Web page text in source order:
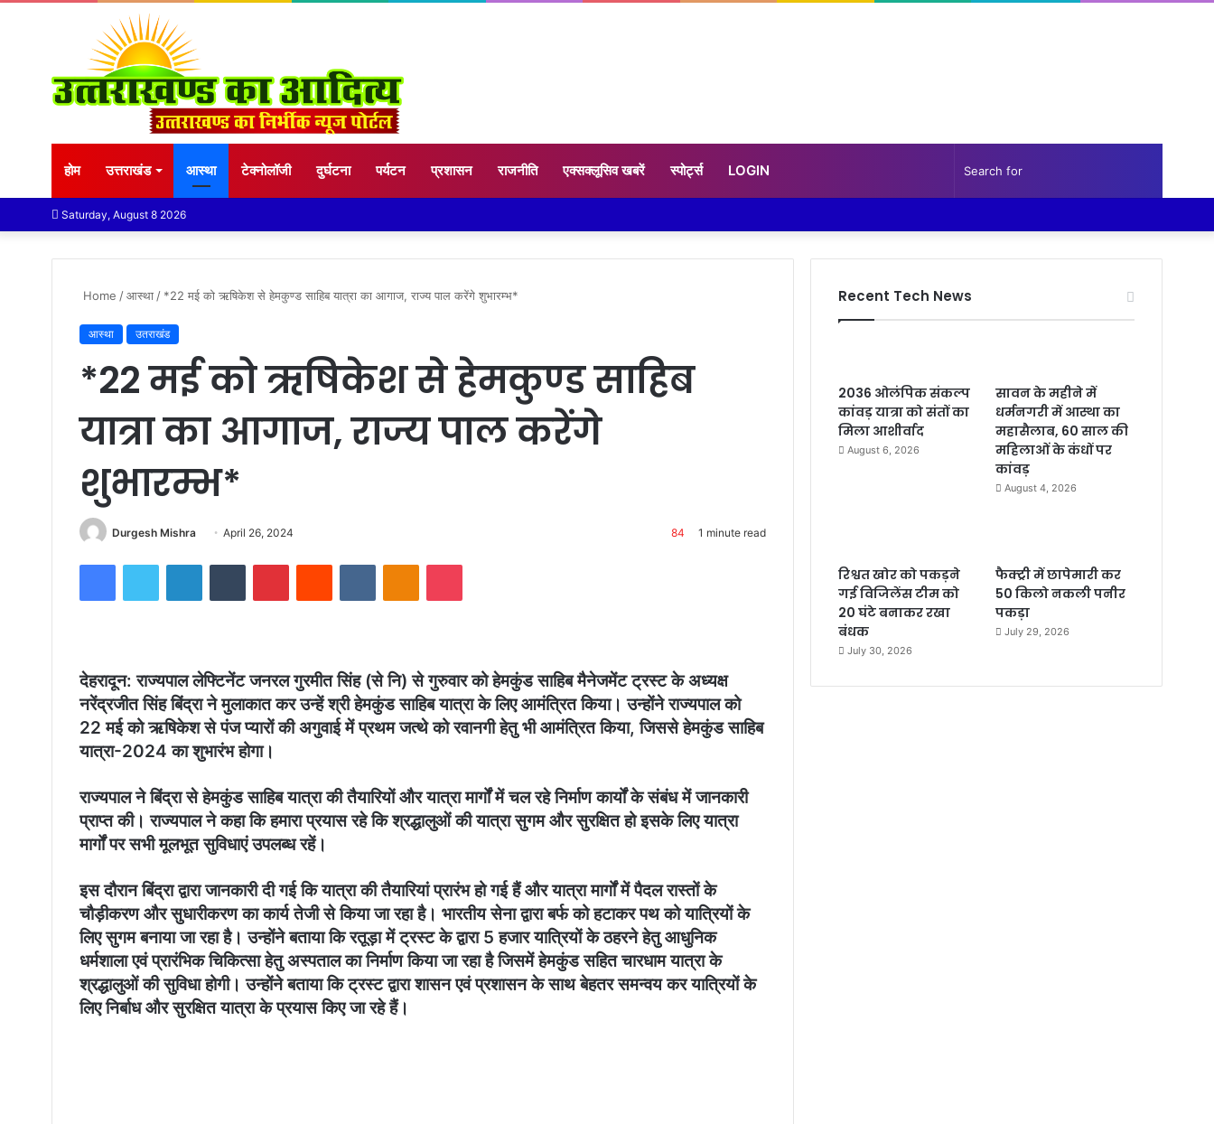
होम उत्तराखंड आस्था टेक्नोलॉजी दुर्घटना पर्यटन प्रशासन राजनीति एक्सक्लूसिव खबरें स्पोर्ट्स LOGIN Sidebar
Saturday, August 8 2026
Home /आस्था / *22 मई को ऋषिकेश से हेमकुण्ड साहिब यात्रा का आगाज, राज्य पाल करेंगे शुभारम्भ*
आस्था उतराखंड
*22 मई को ऋषिकेश से हेमकुण्ड साहिब
यात्रा का आगाज, राज्य पाल करेंगे
शुभारम्भ*
Durgesh Mishra
Send April 26, 2024 84 1 minute read
FacebookTwitter LinkedInTumblr PinterestReddit VKontakteOdnoklassniki
Pocket
देहरादून: राज्यपाल लेफ्टिनेंट जनरल गुरमीत सिंह (से नि) से गुरुवार को हेमकुंड साहिब मैनेजमेंट ट्रस्ट के अध्यक्ष
नरेंद्रजीत सिंह बिंद्रा ने मुलाकात कर उन्हें श्री हेमकुंड साहिब यात्रा के लिए आमंत्रित किया। उन्होंने राज्यपाल को
22 मई को ऋषिकेश से पंज प्यारों की अगुवाई में प्रथम जत्थे को रवानगी हेतु भी आमंत्रित किया, जिससे हेमकुंड साहिब
यात्रा-2024 का शुभारंभ होगा।
राज्यपाल ने बिंद्रा से हेमकुंड साहिब यात्रा की तैयारियों और यात्रा मार्गों में चल रहे निर्माण कार्यों के संबंध में जानकारी
प्राप्त की। राज्यपाल ने कहा कि हमारा प्रयास रहे कि श्रद्धालुओं की यात्रा सुगम और सुरक्षित हो इसके लिए यात्रा
मार्गों पर सभी मूलभूत सुविधाएं उपलब्ध रहें।
इस दौरान बिंद्रा द्वारा जानकारी दी गई कि यात्रा की तैयारियां प्रारंभ हो गई हैं और यात्रा मार्गों में पैदल रास्तों के
चौड़ीकरण और सुधारीकरण का कार्य तेजी से किया जा रहा है। भारतीय सेना द्वारा बर्फ को हटाकर पथ को यात्रियों के
लिए सुगम बनाया जा रहा है। उन्होंने बताया कि रतूड़ा में ट्रस्ट के द्वारा 5 हजार यात्रियों के ठहरने हेतु आधुनिक
धर्मशाला एवं प्रारंभिक चिकित्सा हेतु अस्पताल का निर्माण किया जा रहा है जिसमें हेमकुंड सहित चारधाम यात्रा के
श्रद्धालुओं की सुविधा होगी। उन्होंने बताया कि ट्रस्ट द्वारा शासन एवं प्रशासन के साथ बेहतर समन्वय कर यात्रियों के
लिए निर्बाध और सुरक्षित यात्रा के प्रयास किए जा रहे हैं।
Recent Tech News
2036 ओलंपिक संकल्प
कांवड़ यात्रा को संतों का
मिला आशीर्वाद
August 6, 2026
सावन के महीने में
धर्मनगरी में आस्था का
महासैलाब, 60 साल की
महिलाओं के कंधों पर
कांवड़
August 4, 2026
रिश्वत खोर को पकड़ने
गई विजिलेंस टीम को
20 घंटे बनाकर रखा
बंधक
July 30, 2026
फैक्ट्री में छापेमारी कर
50 किलो नकली पनीर
पकड़ा
July 29, 2026